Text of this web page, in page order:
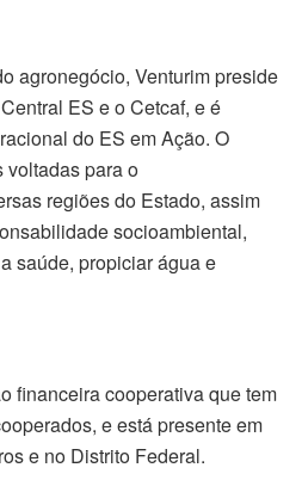
agronegócio, Venturim preside
ES e o Cetcaf, e é
do ES em Ação. O
para o
regiões do Estado, assim
socioambiental,
saúde, propiciar água e
financeira cooperativa que tem
e está presente em
e no Distrito Federal.